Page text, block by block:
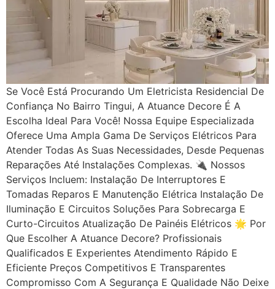
Se Você Está Procurando Um Eletricista Residencial De
Confiança No Bairro Tingui, A Atuance Decore É A
Escolha Ideal Para Você! Nossa Equipe Especializada
Oferece Uma Ampla Gama De Serviços Elétricos Para
Atender Todas As Suas Necessidades, Desde Pequenas
Reparações Até Instalações Complexas. 🔌 Nossos
Serviços Incluem: Instalação De Interruptores E
Tomadas Reparos E Manutenção Elétrica Instalação De
Iluminação E Circuitos Soluções Para Sobrecarga E
Curto-Circuitos Atualização De Painéis Elétricos 🌟 Por
Que Escolher A Atuance Decore? Profissionais
Qualificados E Experientes Atendimento Rápido E
Eficiente Preços Competitivos E Transparentes
Compromisso Com A Segurança E Qualidade Não Deixe